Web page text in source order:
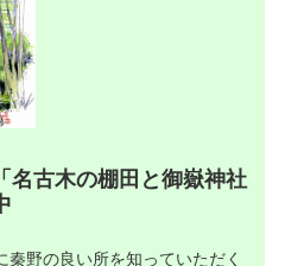
名古木の棚田と御嶽神社
野の良い所を知っていただく